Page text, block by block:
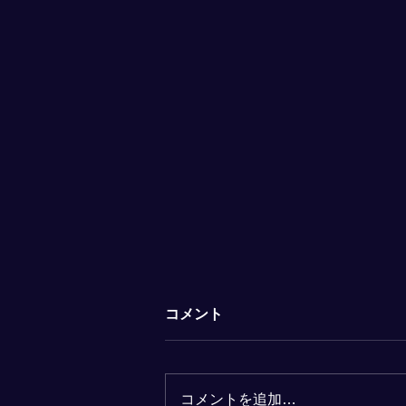
10月31日【予約状況】
予約方法 下記からご希望の時間
当店のLINEにご希望の 【 日に
コメント
コメントを追加…